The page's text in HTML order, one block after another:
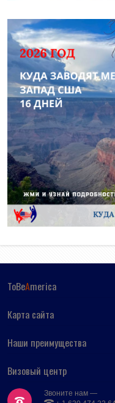
ToBeAmerica
Карта сайта
Наши преимущества
Визовый центр
Звоните нам —